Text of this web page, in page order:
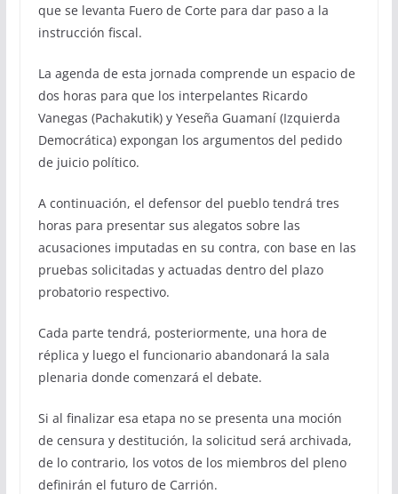
que se levanta Fuero de Corte para dar paso a la
instrucción fiscal.
La agenda de esta jornada comprende un espacio de
dos horas para que los interpelantes Ricardo
Vanegas (Pachakutik) y Yeseña Guamaní (Izquierda
Democrática) expongan los argumentos del pedido
de juicio político.
A continuación, el defensor del pueblo tendrá tres
horas para presentar sus alegatos sobre las
acusaciones imputadas en su contra, con base en las
pruebas solicitadas y actuadas dentro del plazo
probatorio respectivo.
Cada parte tendrá, posteriormente, una hora de
réplica y luego el funcionario abandonará la sala
plenaria donde comenzará el debate.
Si al finalizar esa etapa no se presenta una moción
de censura y destitución, la solicitud será archivada,
de lo contrario, los votos de los miembros del pleno
definirán el futuro de Carrión.